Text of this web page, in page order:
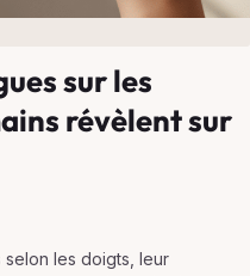
sur les
révèlent sur
les doigts, leur